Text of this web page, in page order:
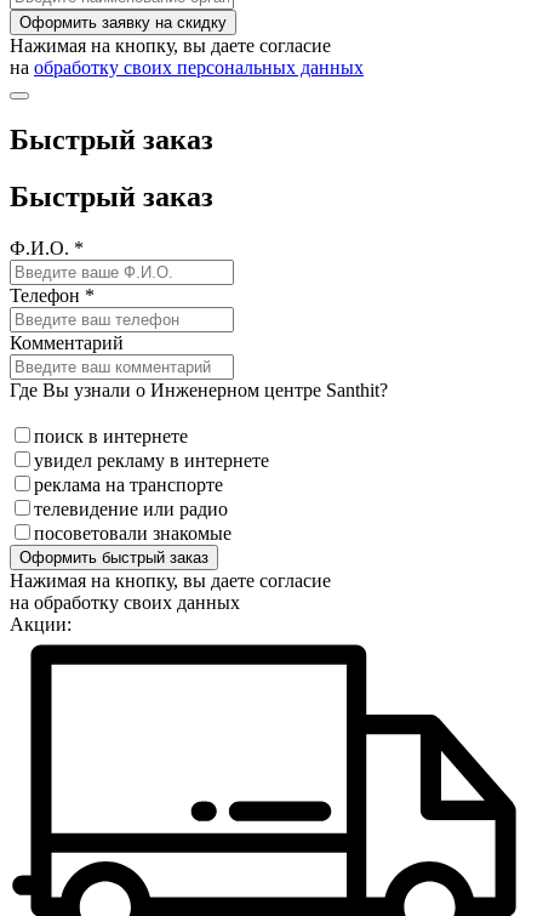
Оформить заявку на скидку
Нажимая на кнопку, вы даете согласие
на обработку своих персональных данных
Быстрый заказ
Быстрый заказ
Ф.И.О. *
Телефон *
Комментарий
Где Вы узнали о Инженерном центре Santhit?
поиск в интернете
увидел рекламу в интернете
реклама на транспорте
телевидение или радио
посоветовали знакомые
Оформить быстрый заказ
Нажимая на кнопку, вы даете согласие
на обработку своих данных
Акции: